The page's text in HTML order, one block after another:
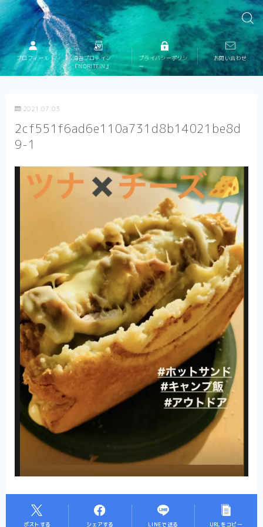
プロフィール
海苔プロテイン
『NORITEIN』
プライバシーポリシ
ー
お問い合わせ
2021.07.03
2cf551f6ad6e110a731d8b14021be8d
9-1
ポストする シェアする LINEで送る URLをコピー